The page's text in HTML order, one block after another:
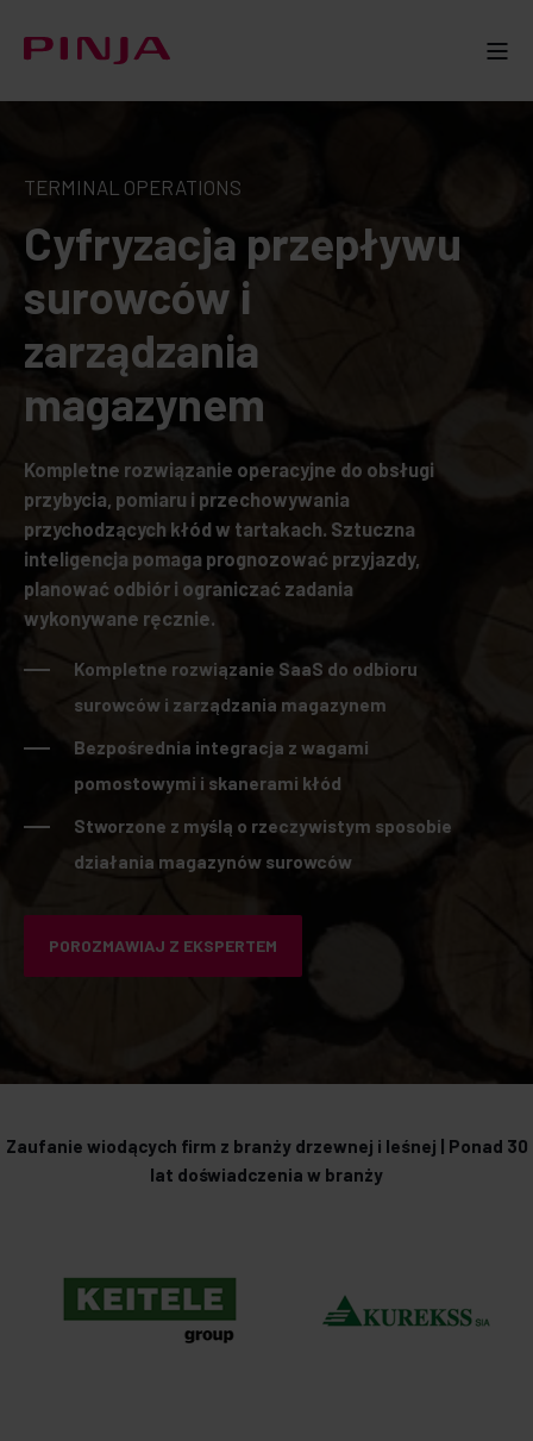
TERMINAL OPERATIONS
Cyfryzacja przepływu
surowców i
zarządzania
magazynem
Kompletne rozwiązanie operacyjne do obsługi
przybycia, pomiaru i przechowywania
przychodzących kłód w tartakach. Sztuczna
inteligencja pomaga prognozować przyjazdy,
planować odbiór i ograniczać zadania
wykonywane ręcznie.
Kompletne rozwiązanie SaaS do odbioru
surowców i zarządzania magazynem
Bezpośrednia integracja z wagami
pomostowymi i skanerami kłód
Stworzone z myślą o rzeczywistym sposobie
działania magazynów surowców
POROZMAWIAJ Z EKSPERTEM
Zaufanie wiodących firm z branży drzewnej i leśnej | Ponad 30
lat doświadczenia w branży